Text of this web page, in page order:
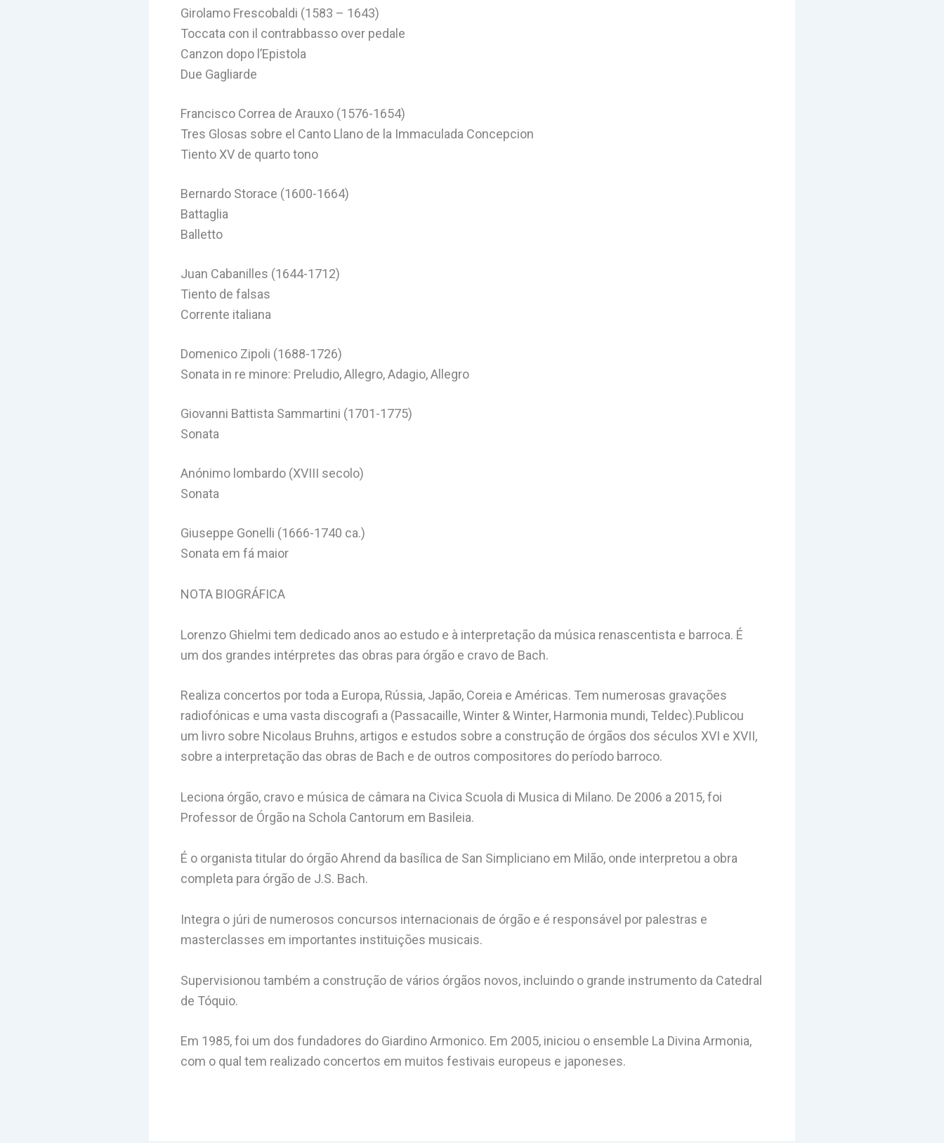
Girolamo Frescobaldi (1583 – 1643)
Toccata con il contrabbasso over pedale
Canzon dopo l’Epistola
Due Gagliarde
Francisco Correa de Arauxo (1576-1654)
Tres Glosas sobre el Canto Llano de la Immaculada Concepcion
Tiento XV de quarto tono
Bernardo Storace (1600-1664)
Battaglia
Balletto
Juan Cabanilles (1644-1712)
Tiento de falsas
Corrente italiana
Domenico Zipoli (1688-1726)
Sonata in re minore: Preludio, Allegro, Adagio, Allegro
Giovanni Battista Sammartini (1701-1775)
Sonata
Anónimo lombardo (XVIII secolo)
Sonata
Giuseppe Gonelli (1666-1740 ca.)
Sonata em fá maior
NOTA BIOGRÁFICA
Lorenzo Ghielmi tem dedicado anos ao estudo e à interpretação da música renascentista e barroca. É
um dos grandes intérpretes das obras para órgão e cravo de Bach.
Realiza concertos por toda a Europa, Rússia, Japão, Coreia e Américas. Tem numerosas gravações
radiofónicas e uma vasta discografi a (Passacaille, Winter & Winter, Harmonia mundi, Teldec).Publicou
um livro sobre Nicolaus Bruhns, artigos e estudos sobre a construção de órgãos dos séculos XVI e XVII,
sobre a interpretação das obras de Bach e de outros compositores do período barroco.
Leciona órgão, cravo e música de câmara na Civica Scuola di Musica di Milano. De 2006 a 2015, foi
Professor de Órgão na Schola Cantorum em Basileia.
É o organista titular do órgão Ahrend da basílica de San Simpliciano em Milão, onde interpretou a obra
completa para órgão de J.S. Bach.
Integra o júri de numerosos concursos internacionais de órgão e é responsável por palestras e
masterclasses em importantes instituições musicais.
Supervisionou também a construção de vários órgãos novos, incluindo o grande instrumento da Catedral
de Tóquio.
Em 1985, foi um dos fundadores do Giardino Armonico. Em 2005, iniciou o ensemble La Divina Armonia,
com o qual tem realizado concertos em muitos festivais europeus e japoneses.